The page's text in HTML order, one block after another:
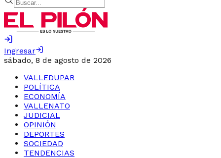
Ingresar
sábado, 8 de agosto de 2026
VALLEDUPAR
POLÍTICA
ECONOMÍA
VALLENATO
JUDICIAL
OPINIÓN
DEPORTES
SOCIEDAD
TENDENCIAS